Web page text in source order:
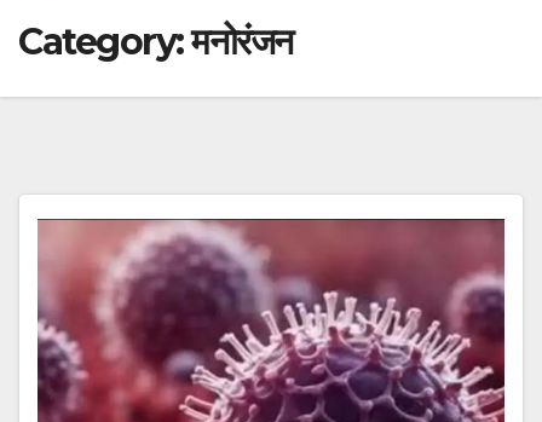
Category:मनोरंजन